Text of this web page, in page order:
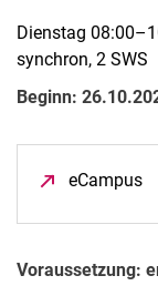
Dienstag
synchron, 2 SWS
Beginn:
eCampus
Voraussetzung: